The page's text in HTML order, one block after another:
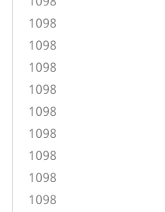
1098
1098
1098
1098
1098
1098
1098
1098
1098